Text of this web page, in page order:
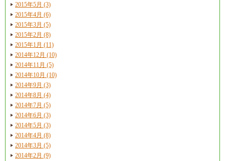
2015年5月 (3)
2015年4月 (6)
2015年3月 (5)
2015年2月 (8)
2015年1月 (11)
2014年12月 (10)
2014年11月 (5)
2014年10月 (10)
2014年9月 (3)
2014年8月 (4)
2014年7月 (5)
2014年6月 (3)
2014年5月 (3)
2014年4月 (8)
2014年3月 (5)
2014年2月 (9)